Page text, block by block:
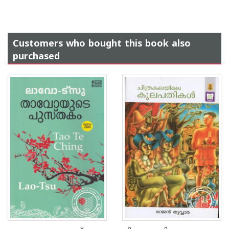
Customers who bought this book also
purchased